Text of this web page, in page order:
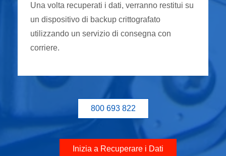
Una volta recuperati i dati, verranno restitui su
un dispositivo di backup crittografato
utilizzando un servizio di consegna con
corriere.
800 693 822
Inizia a Recuperare i Dati